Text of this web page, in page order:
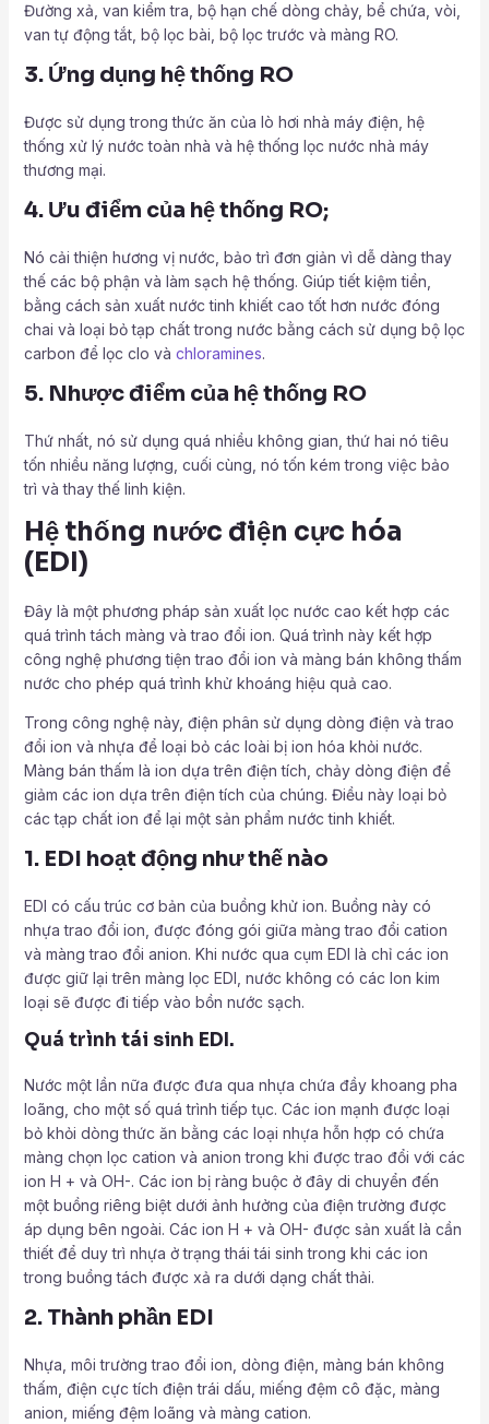
Đường xả, van kiểm tra, bộ hạn chế dòng chảy, bể chứa, vòi,
van tự động tắt, bộ lọc bài, bộ lọc trước và màng RO.
3. Ứng dụng hệ thống RO
Được sử dụng trong thức ăn của lò hơi nhà máy điện, hệ
thống xử lý nước toàn nhà và hệ thống lọc nước nhà máy
thương mại.
4. Ưu điểm của hệ thống RO;
Nó cải thiện hương vị nước, bảo trì đơn giản vì dễ dàng thay
thế các bộ phận và làm sạch hệ thống. Giúp tiết kiệm tiền,
bằng cách sản xuất nước tinh khiết cao tốt hơn nước đóng
chai và loại bỏ tạp chất trong nước bằng cách sử dụng bộ lọc
carbon để lọc clo và chloramines.
5. Nhược điểm của hệ thống RO
Thứ nhất, nó sử dụng quá nhiều không gian, thứ hai nó tiêu
tốn nhiều năng lượng, cuối cùng, nó tốn kém trong việc bảo
trì và thay thế linh kiện.
Hệ thống nước điện cực hóa
(EDI)
Đây là một phương pháp sản xuất lọc nước cao kết hợp các
quá trình tách màng và trao đổi ion. Quá trình này kết hợp
công nghệ phương tiện trao đổi ion và màng bán không thấm
nước cho phép quá trình khử khoáng hiệu quả cao.
Trong công nghệ này, điện phân sử dụng dòng điện và trao
đổi ion và nhựa để loại bỏ các loài bị ion hóa khỏi nước.
Màng bán thấm là ion dựa trên điện tích, chảy dòng điện để
giảm các ion dựa trên điện tích của chúng. Điều này loại bỏ
các tạp chất ion để lại một sản phẩm nước tinh khiết.
1. EDI hoạt động như thế nào
EDI có cấu trúc cơ bản của buồng khử ion. Buồng này có
nhựa trao đổi ion, được đóng gói giữa màng trao đổi cation
và màng trao đổi anion. Khi nước qua cụm EDI là chỉ các ion
được giữ lại trên màng lọc EDI, nước không có các Ion kim
loại sẽ được đi tiếp vào bồn nước sạch.
Quá trình tái sinh EDI.
Nước một lần nữa được đưa qua nhựa chứa đầy khoang pha
loãng, cho một số quá trình tiếp tục. Các ion mạnh được loại
bỏ khỏi dòng thức ăn bằng các loại nhựa hỗn hợp có chứa
màng chọn lọc cation và anion trong khi được trao đổi với các
ion H + và OH-. Các ion bị ràng buộc ở đây di chuyển đến
một buồng riêng biệt dưới ảnh hưởng của điện trường được
áp dụng bên ngoài. Các ion H + và OH- được sản xuất là cần
thiết để duy trì nhựa ở trạng thái tái sinh trong khi các ion
trong buồng tách được xả ra dưới dạng chất thải.
2. Thành phần EDI
Nhựa, môi trường trao đổi ion, dòng điện, màng bán không
thấm, điện cực tích điện trái dấu, miếng đệm cô đặc, màng
anion, miếng đệm loãng và màng cation.